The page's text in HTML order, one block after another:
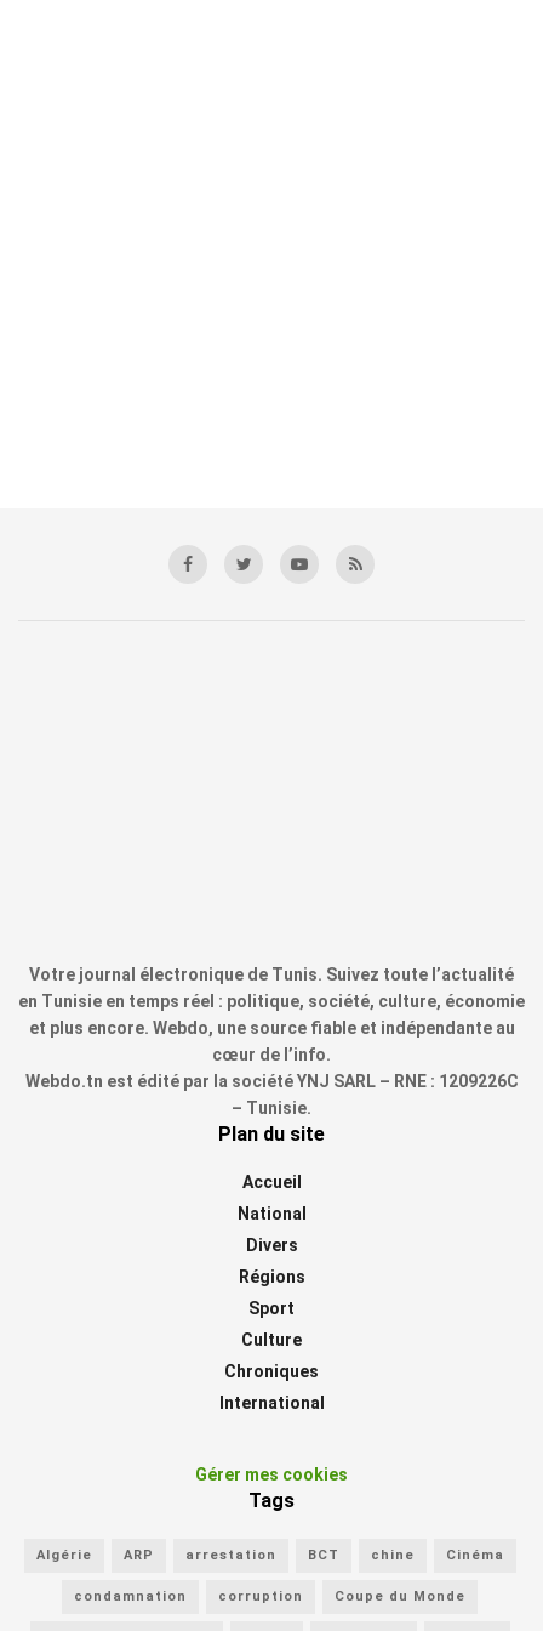
Votre journal électronique de Tunis. Suivez toute l’actualité
en Tunisie en temps réel : politique, société, culture, économie
et plus encore. Webdo, une source fiable et indépendante au
cœur de l’info.
Webdo.tn est édité par la société YNJ SARL – RNE : 1209226C
– Tunisie.
Plan du site
Accueil
National
Divers
Régions
Sport
Culture
Chroniques
International
Gérer mes cookies
Tags
Algérie ARP arrestation BCT chine Cinéma
condamnation corruption Coupe du Monde